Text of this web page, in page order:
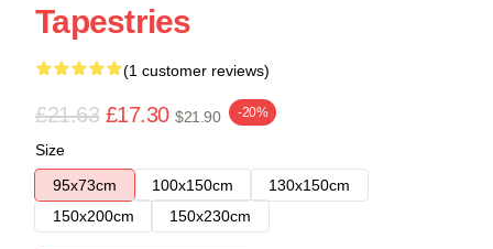
Tapestries
(1 customer reviews)
£21.63 £17.30 $21.90 -20%
Size
95x73cm
100x150cm
130x150cm
150x200cm
150x230cm